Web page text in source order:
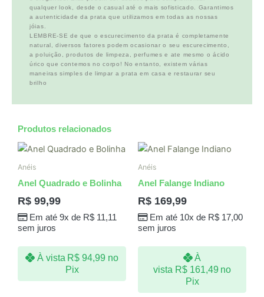
qualquer look, desde o casual até o mais sofisticado. Garantimos
a autenticidade da prata que utilizamos em todas as nossas
jóias.
LEMBRE-SE de que o escurecimento da prata é completamente
natural, diversos fatores podem ocasionar o seu escurecimento,
a poluição, produtos de limpeza, perfumes e ate mesmo o ácido
úrico que contemos no corpo! No entanto, existem várias
maneiras simples de limpar a prata em casa e restaurar seu
brilho
Produtos relacionados
Anéis
Anel Quadrado e Bolinha
R$ 99,99
Em até 9x de R$11,11
sem juros
À vista R$ 94,99 no
Pix
Anéis
Anel Falange Indiano
R$ 169,99
Em até 10x de R$17,00
sem juros
À
vista R$161,49 no
Pix